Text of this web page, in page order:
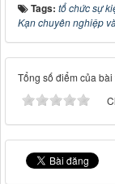
Tags: tổ chức sự
Kạn chuyên nghiệp
Tổng số điểm của